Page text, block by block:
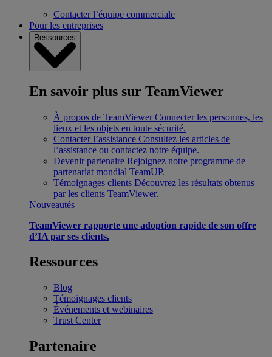
Contacter l’équipe commerciale
Pour les entreprises
Ressources
En savoir plus sur TeamViewer
À propos de TeamViewer Connecter les personnes, les
lieux et les objets en toute sécurité.
Contacter l’assistance Consultez les articles de
l’assistance ou contactez notre équipe.
Devenir partenaire Rejoignez notre programme de
partenariat mondial TeamUP.
Témoignages clients Découvrez les résultats obtenus
par les clients TeamViewer.
Nouveautés
TeamViewer rapporte une adoption rapide de son offre
d’IA par ses clients.
Ressources
Blog
Témoignages clients
Événements et webinaires
Trust Center
Partenaire